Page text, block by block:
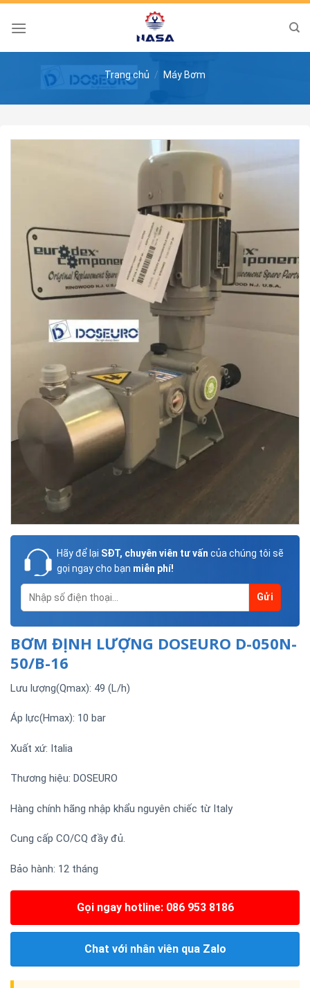
Skip
Trang chủ / Máy Bơm
Hãy để lại SĐT, chuyên viên tư vấn của chúng tôi sẽ
gọi ngay cho bạn miễn phí!
BƠM ĐỊNH LƯỢNG DOSEURO D-050N-
50/B-16
Lưu lượng(Qmax): 49 (L/h)
Áp lực(Hmax): 10 bar
Xuất xứ: Italia
Thương hiệu: DOSEURO
Hàng chính hãng nhập khẩu nguyên chiếc từ Italy
Cung cấp CO/CQ đầy đủ.
Bảo hành: 12 tháng
Gọi ngay hotline: 086 953 8186
Chat với nhân viên qua Zalo